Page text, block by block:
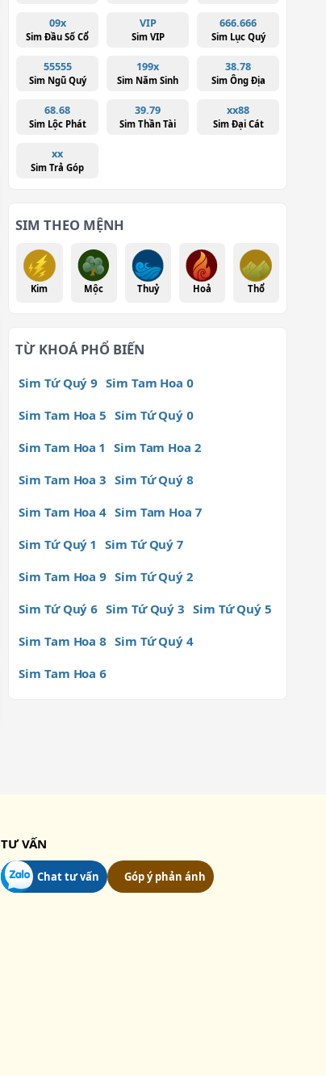
09x
Sim Đầu Số Cổ
VIP
Sim VIP
666.666
Sim Lục Quý
55555
Sim Ngũ Quý
199x
Sim Năm Sinh
38.78
Sim Ông Địa
68.68
Sim Lộc Phát
39.79
Sim Thần Tài
xx88
Sim Đại Cát
xx
Sim Trả Góp
SIM THEO MỆNH
Kim Mộc Thuỷ Hoả Thổ
TỪ KHOÁ PHỔ BIẾN
Sim Tứ Quý 9 Sim Tam Hoa 0
Sim Tam Hoa 5 Sim Tứ Quý 0
Sim Tam Hoa 1
Sim Tam Hoa 2
Sim Tam Hoa 3 Sim Tứ Quý 8
Sim Tam Hoa 4 Sim Tam Hoa 7
Sim Tứ Quý 1
Sim Tứ Quý 7
Sim Tam Hoa 9 Sim Tứ Quý 2
Sim Tứ Quý 6 Sim Tứ Quý 3 Sim Tứ Quý 5
Sim Tam Hoa 8 Sim Tứ Quý 4
Sim Tam Hoa 6
TƯ VẤN
Chat tư vấn Góp ý phản ánh